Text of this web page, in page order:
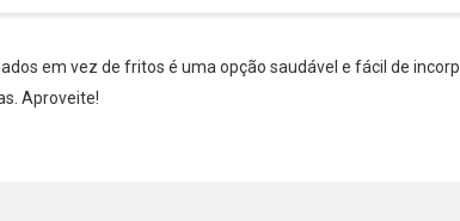
em vez de fritos é uma opção saudável e fácil de
Aproveite!